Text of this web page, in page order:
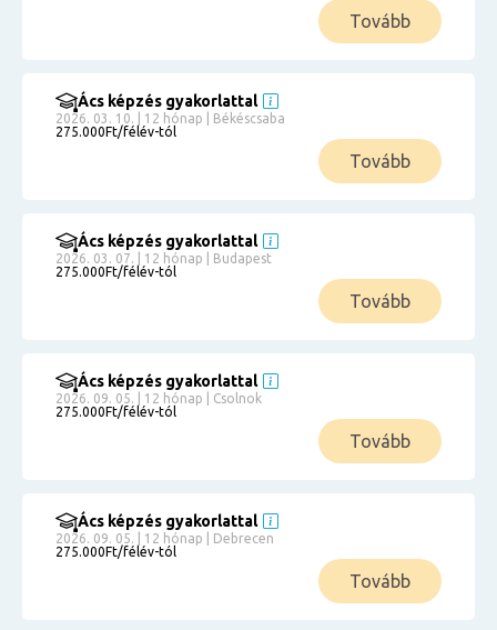
Tovább
Ács képzés gyakorlattal
2026. 03. 10. | 12 hónap | Békéscsaba
275.000Ft/félév-tól
Tovább
Ács képzés gyakorlattal
2026. 03. 07. | 12 hónap | Budapest
275.000Ft/félév-tól
Tovább
Ács képzés gyakorlattal
2026. 09. 05. | 12 hónap | Csolnok
275.000Ft/félév-tól
Tovább
Ács képzés gyakorlattal
2026. 09. 05. | 12 hónap | Debrecen
275.000Ft/félév-tól
Tovább